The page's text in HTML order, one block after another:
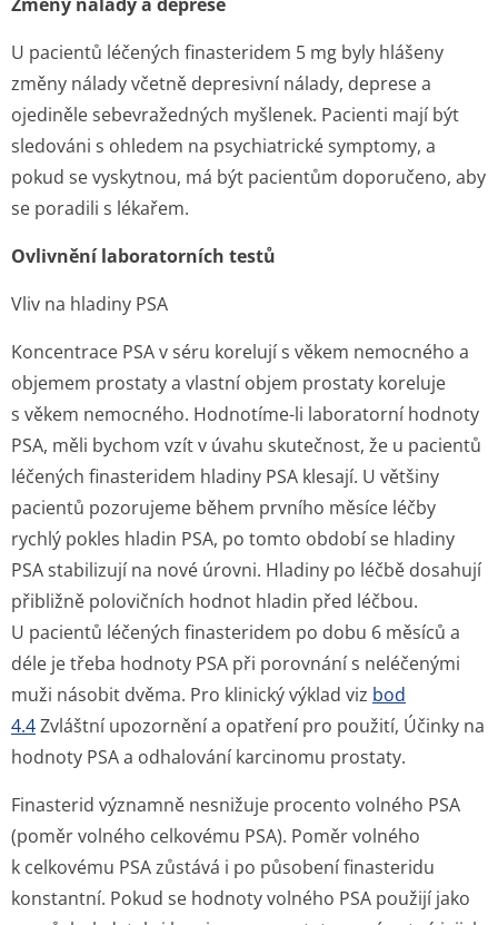
U pacientů léčených finasteridem 5 mg byly hlášeny
změny nálady včetně depresivní nálady, deprese a
ojediněle sebevražedných myšlenek. Pacienti mají být
sledováni s ohledem na psychiatrické symptomy, a
pokud se vyskytnou, má být pacientům doporučeno, aby
se poradili s lékařem.
Ovlivnění laboratorních testů
Vliv na hladiny PSA
Koncentrace PSA v séru korelují s věkem nemocného a
objemem prostaty a vlastní objem prostaty koreluje
s věkem nemocného. Hodnotíme-li laboratorní hodnoty
PSA, měli bychom vzít v úvahu skutečnost, že u pacientů
léčených finasteridem hladiny PSA klesají. U většiny
pacientů pozorujeme během prvního měsíce léčby
rychlý pokles hladin PSA, po tomto období se hladiny
PSA stabilizují na nové úrovni. Hladiny po léčbě dosahují
přibližně polovičních hodnot hladin před léčbou.
U pacientů léčených finasteridem po dobu 6 měsíců a
déle je třeba hodnoty PSA při porovnání s neléčenými
muži násobit dvěma. Pro klinický výklad viz bod
4.4Zvláštní upozornění a opatření pro použití, Účinky na
hodnoty PSA a odhalování karcinomu prostaty.
Finasterid významně nesnižuje procento volného PSA
(poměr volného celkovému PSA). Poměr volného
k celkovému PSA zůstává i po působení finasteridu
konstantní. Pokud se hodnoty volného PSA použijí jako